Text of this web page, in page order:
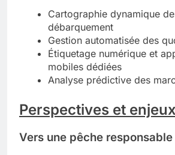
Cartographie dynamique
débarquement
Gestion automatisée des
Étiquetage numérique et
mobiles dédiées
Analyse prédictive des
Perspectives et
Vers une pêche responsable